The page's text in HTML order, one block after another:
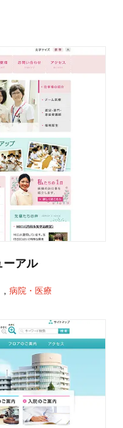
アル
病院・医療